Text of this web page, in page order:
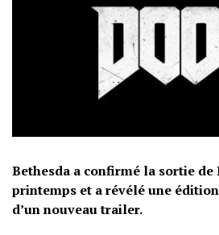
Bethesda a confirmé la sortie de
printemps et a révélé une
d’un nouveau trailer.